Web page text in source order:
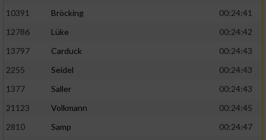
10391
Bröcking
00:24:41
12786
Lüke
00:24:42
13797
Carduck
00:24:43
2255
Seidel
00:24:43
1377
Saller
00:24:43
21123
Volkmann
00:24:45
2810
Samp
00:24:47